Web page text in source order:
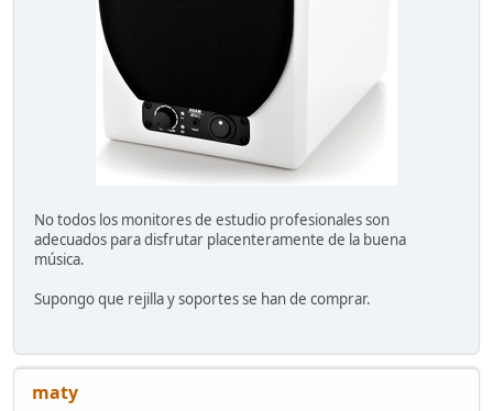
No todos los monitores de estudio profesionales son
adecuados para disfrutar placenteramente de la buena
música.
Supongo que rejilla y soportes se han de comprar.
maty